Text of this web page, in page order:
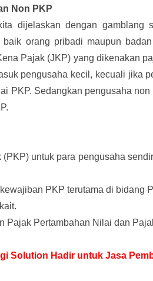
Non PKP
dijelaskan dengan gamblang
baik orang pribadi maupun
Pajak (JKP) yang dikenakan
pengusaha kecil, kecuali jika
PKP. Sedangkan pengusaha
untuk para pengusaha
PKP terutama di bidang
Pajak Pertambahan Nilai dan
Solution Hadir untuk Jasa